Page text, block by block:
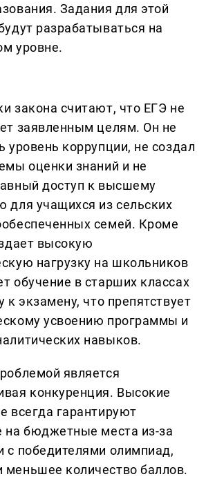
Задания для этой
разрабатываться на
уровне.
закона считают, что ЕГЭ не
заявленным целям. Он не
уровень коррупции, не создал
оценки знаний и не
доступ к высшему
для учащихся из сельских
семей. Кроме
высокую
нагрузку на школьников
обучение в старших классах
к экзамену, что препятствует
усвоению программы и
навыков.
является
конкуренция. Высокие
всегда гарантируют
на бюджетные места из-за
с победителями олимпиад,
количество баллов.